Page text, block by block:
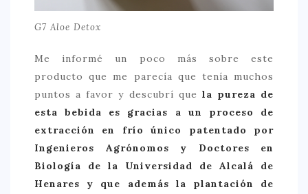
G7 Aloe Detox
Me informé un poco más sobre este
producto que me parecía que tenía muchos
puntos a favor y descubrí que la pureza de
esta bebida es gracias a un proceso de
extracción en frío único patentado por
Ingenieros Agrónomos y Doctores en
Biología de la Universidad de Alcalá de
Henares y que además la plantación de